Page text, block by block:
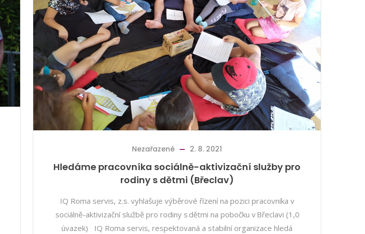
Nezařazené 2. 8. 2021
Hledáme pracovníka sociálně-aktivizační služby pro
rodiny s dětmi (Břeclav)
IQ Roma servis, z.s. vyhlašuje výběrové řízení na pozici pracovníka v
sociálně-aktivizační službě pro rodiny s dětmi na pobočku v Břeclavi (1,0
úvazek) IQ Roma servis, respektovaná a stabilní organizace hledá